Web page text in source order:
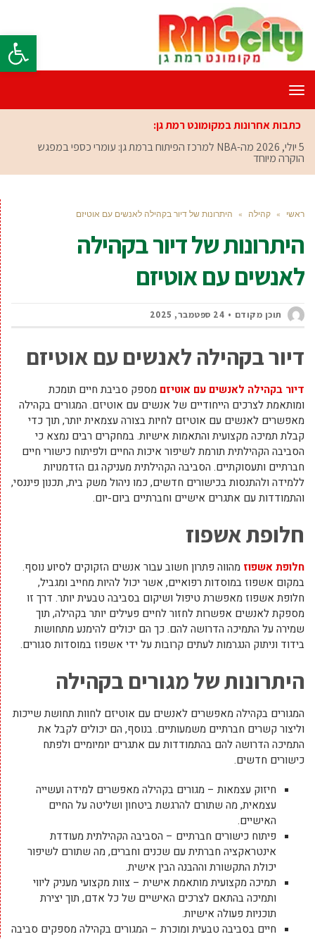
פתח
תפריט
כתבות אחרונות במקומונט רמת גן:
5 יולי, 2026
מה-NBA למרכז הפיתוח ברמת גן: עומרי כספי במפגש
הוקרה מיוחד
ראשי » קהילה » היתרונות של דיור בקהילה לאנשים עם אוטיזם
היתרונות של דיור בקהילה
לאנשים עם אוטיזם
תוכן מקודם 24 ספטמבר, 2025
דיור בקהילה לאנשים עם אוטיזם
דיור בקהילה לאנשים עם אוטיזם מספק סביבת חיים תומכת
ומותאמת לצרכים הייחודיים של אנשים עם אוטיזם. המגורים בקהילה
מאפשרים לאנשים עם אוטיזם לחיות בצורה עצמאית יותר, תוך כדי
קבלת תמיכה מקצועית והתאמות אישיות. במחקרים רבים נמצא כי
הסביבה הקהילתית תורמת לשיפור איכות החיים ולפיתוח כישורי חיים
חברתיים ותעסוקתיים. הסביבה הקהילתית מעניקה גם הזדמנויות
ללמידה ולהתנסות בכישורים חדשים, כמו ניהול משק בית, תכנון פיננסי,
והתמודדות עם אתגרים אישיים וחברתיים ביום-יום.
חלופת אשפוז
חלופת אשפוז מהווה פתרון חשוב עבור אנשים הזקוקים לסיוע נוסף.
במקום אשפוז במוסדות רפואיים, אשר יכול להיות מחייב ומגביל,
חלופת אשפוז מאפשרת טיפול ושיקום בסביבה טבעית יותר. דרך זו
מספקת לאנשים אפשרות לחזור לחיים פעילים יותר בקהילה, תוך
שמירה על התמיכה הדרושה להם. כך הם יכולים להימנע מתחושות
בידוד וניתוק הנגרמות לעתים קרובות על ידי אשפוז במוסדות סגורים.
היתרונות של מגורים בקהילה
המגורים בקהילה מאפשרים לאנשים עם אוטיזם לחוות תחושת שייכות
וליצור קשרים חברתיים משמעותיים. בנוסף, הם יכולים לקבל את
התמיכה הדרושה להם בהתמודדות עם אתגרים יומיומיים ולפתח
כישורים חדשים.
חיזוק עצמאות – מגורים בקהילה מאפשרים למידה ועשייה
עצמאית, מה שתורם להרגשת ביטחון ושליטה על החיים
האישיים.
פיתוח כישורים חברתיים – הסביבה הקהילתית מעודדת
אינטראקציה חברתית עם שכנים וחברים, מה שתורם לשיפור
יכולת התקשורת וההבנה הבין אישית.
תמיכה מקצועית מותאמת אישית – צוות מקצועי מעניק ליווי
ותמיכה בהתאם לצרכים האישיים של כל אדם, תוך יצירת
תוכניות פעולה אישיות.
חיים בסביבה טבעית ומוכרת – המגורים בקהילה מספקים סביבה